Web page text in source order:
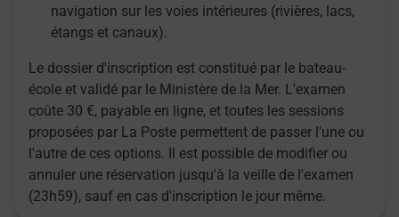
navigation sur les voies intérieures (rivières, lacs,
étangs et canaux).
Le dossier d'inscription est constitué par le bateau-
école et validé par le Ministère de la Mer. L'examen
coûte 30 €, payable en ligne, et toutes les sessions
proposées par La Poste permettent de passer l'une ou
l'autre de ces options. Il est possible de modifier ou
annuler une réservation jusqu'à la veille de l'examen
(23h59), sauf en cas d'inscription le jour même.